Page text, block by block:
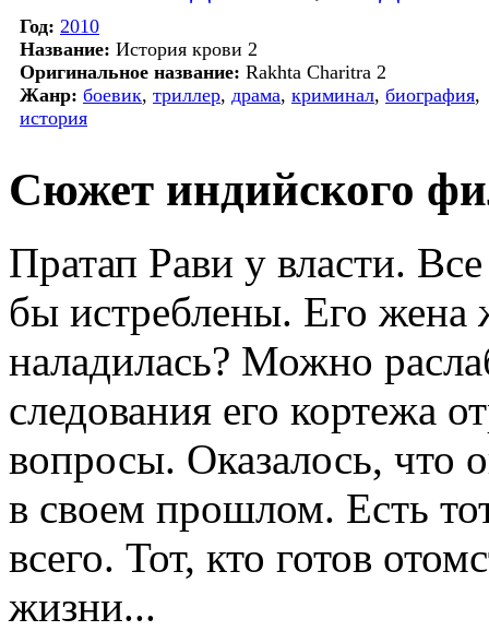
Год: 2010
Название: История крови 2
Оригинальное название: Rakhta Charitra 2
Жанр: боевик, триллер, драма, криминал, биография,
история
Сюжет индийского
Пратап Рави у власти.
бы истреблены. Его жена
наладилась? Можно
следования его кортежа
вопросы. Оказалось, что
в своем прошлом. Есть
всего. Тот, кто готов
жизни...